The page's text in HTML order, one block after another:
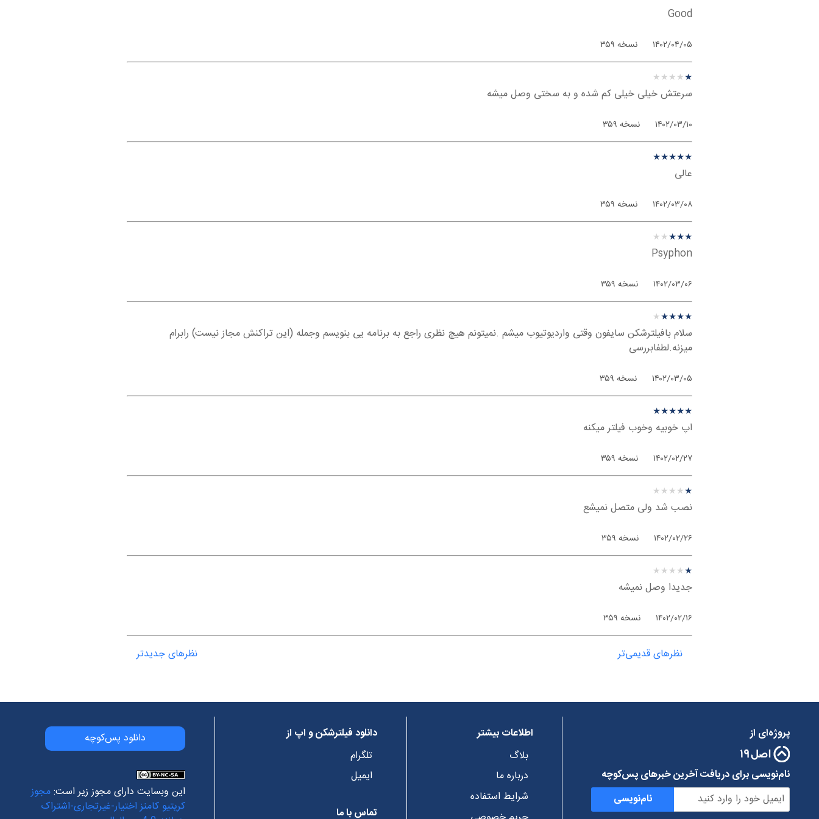
Good
۱۴۰۲/۰۴/۰۵ نسخه ۳۵۹
نظر درباره ‫سایفون - اندروید
★★★★★
★
★
★
★
★
سرعتش خیلی خیلی کم شده و به سختی وصل میشه
۱۴۰۲/۰۳/۱۰ نسخه ۳۵۹
نظر درباره ‫سایفون - اندروید
★★★★★
★
★
★
★
★
عالی
۱۴۰۲/۰۳/۰۸ نسخه ۳۵۹
نظر درباره ‫سایفون - اندروید
★★★★★
★
★
★
★
★
Psyphon
۱۴۰۲/۰۳/۰۶ نسخه ۳۵۹
نظر درباره ‫سایفون - اندروید
★★★★★
★
★
★
★
★
سلام بافیلترشکن سایفون وقتی واردیوتیوب میشم .نمیتونم هیچ نظری راجع به برنامه یی بنویسم وجمله (این تراکنش مجاز نیست) رابرام
میزنه.لطفابررسی
۱۴۰۲/۰۳/۰۵ نسخه ۳۵۹
نظر درباره ‫سایفون - اندروید
★★★★★
★
★
★
★
★
اپ خوبیه وخوب فیلتر میکنه
۱۴۰۲/۰۲/۲۷ نسخه ۳۵۹
نظر درباره ‫سایفون - اندروید
★★★★★
★
★
★
★
★
نصب شد ولی متصل نمیشع
۱۴۰۲/۰۲/۲۶ نسخه ۳۵۹
نظر درباره ‫سایفون - اندروید
★★★★★
★
★
★
★
★
جدیدا وصل نمیشه
۱۴۰۲/۰۲/۱۶ نسخه ۳۵۹
نظرهای قدیمی‌تر نظرهای جدیدتر
پروژه‌ای از
نام‌نویسی برای دریافت آخرین خبرهای پس‌کوچه
نام‌نویسی
اطلاعات بیشتر
بلاگ
درباره ما
شرایط استفاده
دانلود فیلترشکن و اپ از
تلگرام
ایمیل
تماس با ما
دانلود پس‌کوچه
این وبسایت دارای مجوز زیر است:مجوز
کریتیو کامنز اختیار-غیرتجاری-اشتراک